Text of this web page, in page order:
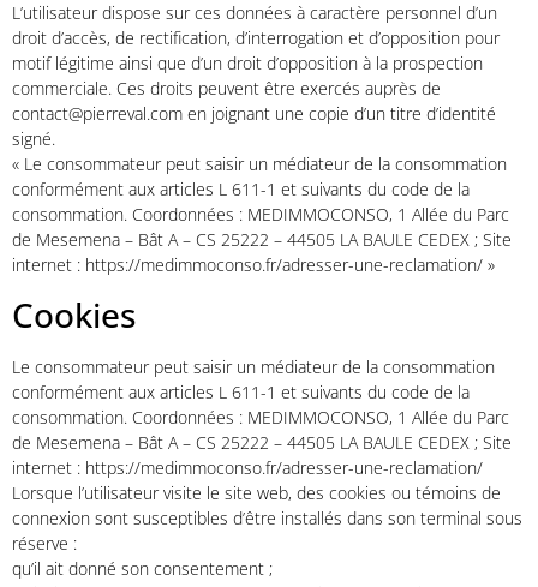
L’utilisateur dispose sur ces données à caractère personnel d’un
droit d’accès, de rectification, d’interrogation et d’opposition pour
motif légitime ainsi que d’un droit d’opposition à la prospection
commerciale. Ces droits peuvent être exercés auprès de
contact@pierreval.com en joignant une copie d’un titre d’identité
signé.
« Le consommateur peut saisir un médiateur de la consommation
conformément aux articles L 611-1 et suivants du code de la
consommation. Coordonnées : MEDIMMOCONSO, 1 Allée du Parc
de Mesemena – Bât A – CS 25222 – 44505 LA BAULE CEDEX ; Site
internet : https://medimmoconso.fr/adresser-une-reclamation/ »
Cookies
Le consommateur peut saisir un médiateur de la consommation
conformément aux articles L 611-1 et suivants du code de la
consommation. Coordonnées : MEDIMMOCONSO, 1 Allée du Parc
de Mesemena – Bât A – CS 25222 – 44505 LA BAULE CEDEX ; Site
internet : https://medimmoconso.fr/adresser-une-reclamation/
Lorsque l’utilisateur visite le site web, des cookies ou témoins de
connexion sont susceptibles d’être installés dans son terminal sous
réserve :
qu’il ait donné son consentement ;